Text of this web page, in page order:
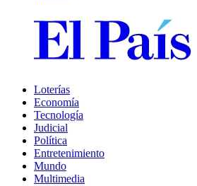
Loterías
Economía
Tecnología
Judicial
Política
Entretenimiento
Mundo
Multimedia